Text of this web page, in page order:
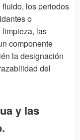
los periodos
o
limpieza, las
componente
la designación
del
y las